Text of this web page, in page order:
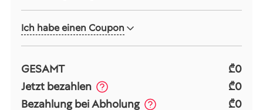
Ich habe einen Coupon
GESAMT
₾0
Jetzt bezahlen
₾0
Bezahlung bei Abholung
₾0